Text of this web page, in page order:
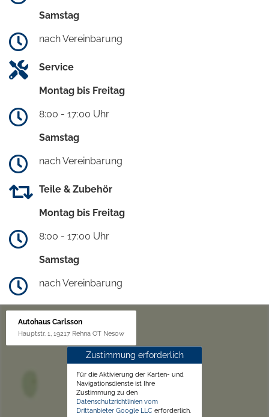
Samstag
nach Vereinbarung
Service
Montag bis Freitag
8:00 - 17:00 Uhr
Samstag
nach Vereinbarung
Teile & Zubehör
Montag bis Freitag
8:00 - 17:00 Uhr
Samstag
nach Vereinbarung
Autohaus Carlsson
Hauptstr. 1, 19217 Rehna OT Nesow
Zustimmung erforderlich
Für die Aktivierung der Karten- und
Navigationsdienste ist Ihre
Zustimmung zu den
Datenschutzrichtlinien vom
Drittanbieter Google LLC erforderlich.